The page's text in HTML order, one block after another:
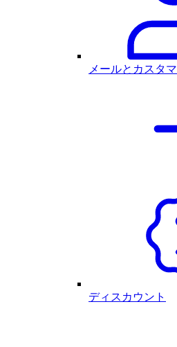
メールとカスタ
ディスカウント